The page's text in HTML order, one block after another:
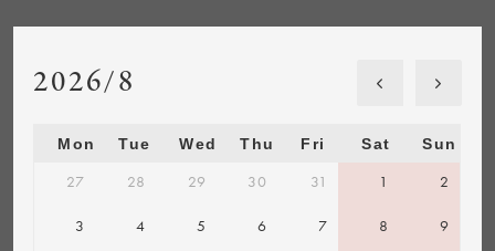
2026/8
Mon Tue Wed Thu Fri Sat Sun
27 28 29 30 31 1 2
3 4 5 6 7 8 9